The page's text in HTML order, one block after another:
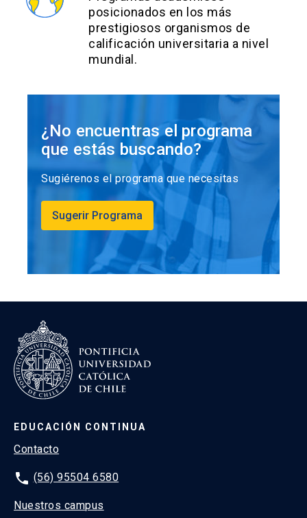
posicionados en los más
prestigiosos organismos de
calificación universitaria a nivel
mundial.
¿No encuentras el programa
que estás buscando?
Sugiérenos el programa que necesitas
Sugerir Programa
EDUCACIÓN CONTINUA
Contacto
phone (56) 95504 6580
Nuestros campus